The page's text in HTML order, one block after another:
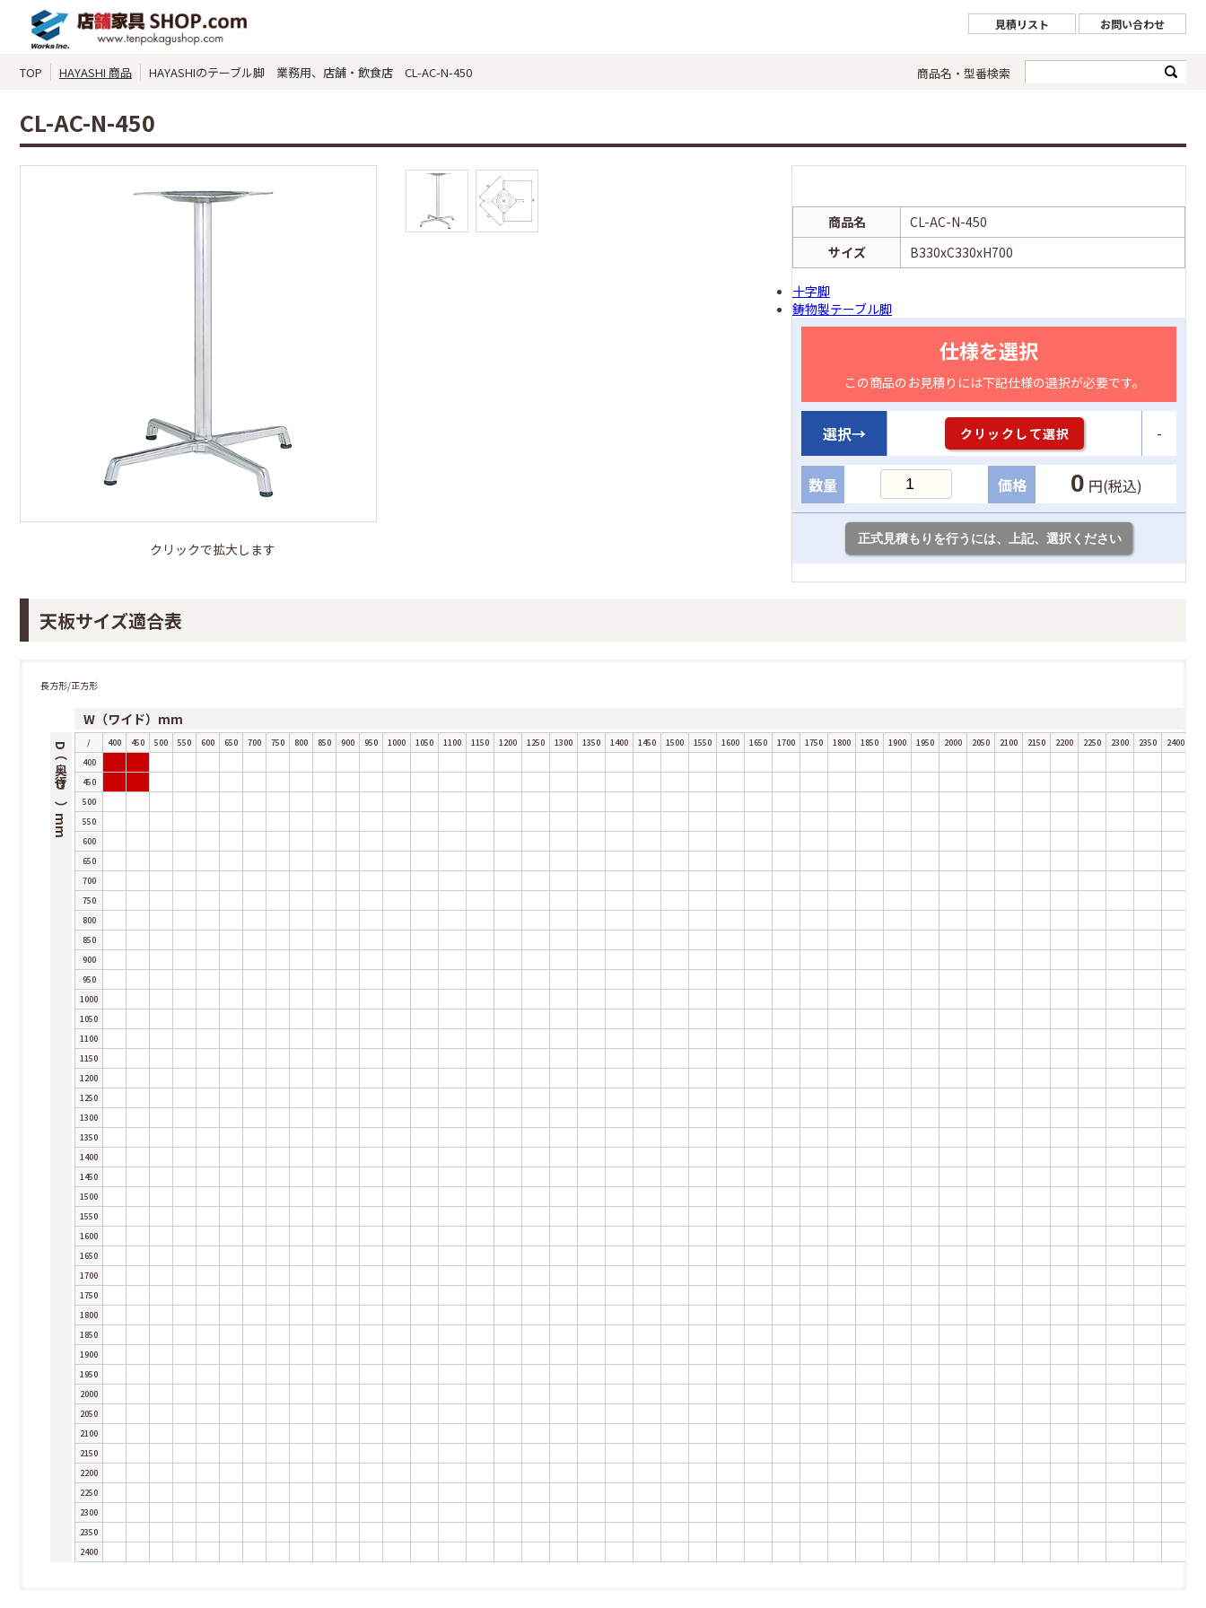
見積リスト お問い合わせ
TOP HAYASHI 商品 HAYASHIのテーブル脚 業務用、店舗・飲食店 CL-AC-N-450 商品名・型番検索
CL-AC-N-450
クリックで拡大します
商品名
CL-AC-N-450
サイズ
B330xC330xH700
十字脚
鋳物製テーブル脚
仕様を選択
この商品のお見積りには下記仕様の選択が必要です。
選択→ クリックして選択 -
数量 価格 0 円(税込)
天板サイズ適合表
長方形/正方形
W（ワイド）mm
D（奥行き）mm / 400 450 500 550 600 650 700 750 800 850 900 950 1000 1050 1100 1150 1200 1250 1300 1350 1400 1450 1500 1550 1600 1650 1700 1750 1800 1850 1900 1950 2000 2050 2100 2150 2200 2250 2300 2350
2400
400
450
500
550
600
650
700
750
800
850
900
950
1000
1050
1100
1150
1200
1250
1300
1350
1400
1450
1500
1550
1600
1650
1700
1750
1800
1850
1900
1950
2000
2050
2100
2150
2200
2250
2300
2350
2400